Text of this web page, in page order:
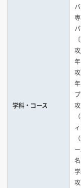
学科・コース